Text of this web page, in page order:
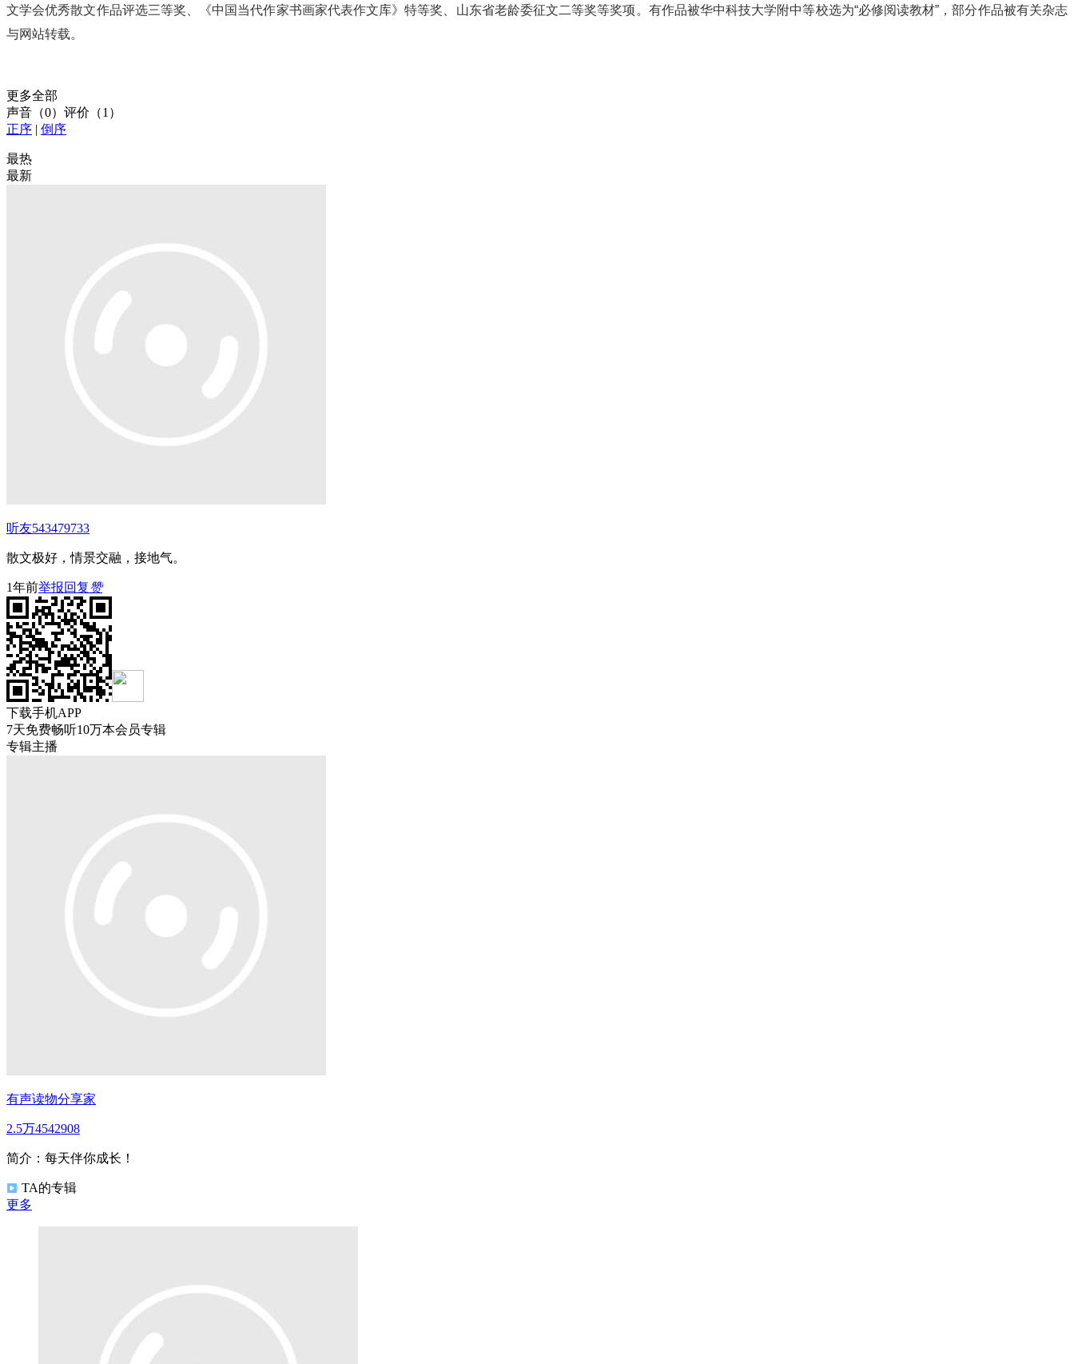
文学会优秀散文作品评选三等奖、《中国当代作家书画家代表作文库》特等奖、山东省老龄委征文二等奖等奖项。有作品被华中科技大学附中等校选为“必修阅读教材”，部分作品被有关杂志
与网站转载。
更多全部
声音 （0） 评价 （1 ）
正序 | 倒序
最热
最新
听友543479733
散文极好，情景交融，接地气。
1年前举报回复赞
下载手机APP
7天免费畅听10万本会员专辑
专辑主播
有声读物分享家
2.5万4542908
简介： 每天伴你成长！
TA的专辑
更多